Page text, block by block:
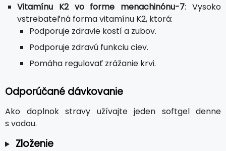
Vitamínu K2 vo forme menachinónu-7: Vysoko
vstrebateľná forma vitamínu K2, ktorá:
Podporuje zdravie kostí a zubov.
Podporuje zdravú funkciu ciev.
Pomáha regulovať zrážanie krvi.
Odporúčané dávkovanie
Ako doplnok stravy užívajte jeden softgel denne
s vodou.
Zloženie